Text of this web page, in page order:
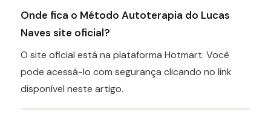
Onde fica o Método Autoterapia do Lucas
Naves site oficial?
O site oficial está na plataforma Hotmart. Você
pode acessá-lo com segurança clicando no link
disponível neste artigo.